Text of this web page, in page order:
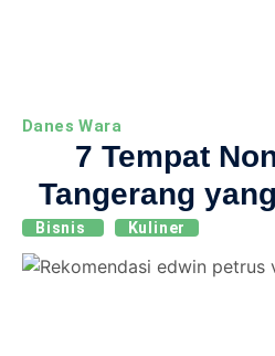
Danes Wara
7 Tempat
Tangerang
Bisnis Kuliner